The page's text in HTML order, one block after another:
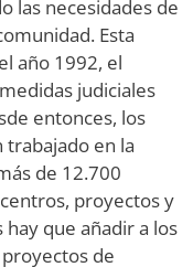
las necesidades de
Esta
año 1992, el
judiciales
entonces, los
trabajado en la
de 12.700
proyectos y
que añadir a los
de